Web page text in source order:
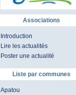
Associations
Introduction
Lire les actualités
Poster une actualité
Liste par communes
Apatou